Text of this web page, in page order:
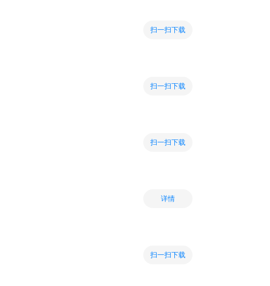
扫一扫下载
扫一扫下载
扫一扫下载
详情
扫一扫下载